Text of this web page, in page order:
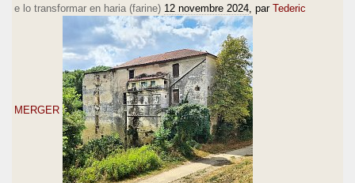
e lo transformar en haria (farine) 12 novembre 2024 , par Tederic
MERGER